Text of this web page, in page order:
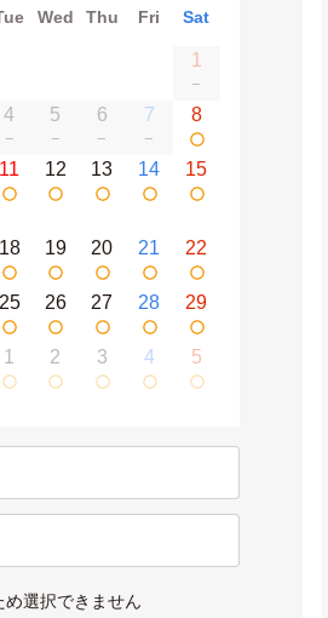
Wed Thu Fri Sat
1
−
4
−
5
−
6
−
7
−
8
11 12 13 14 15
18 19 20 21 22
25 26 27 28 29
1 2 3 4 5
め選択できません